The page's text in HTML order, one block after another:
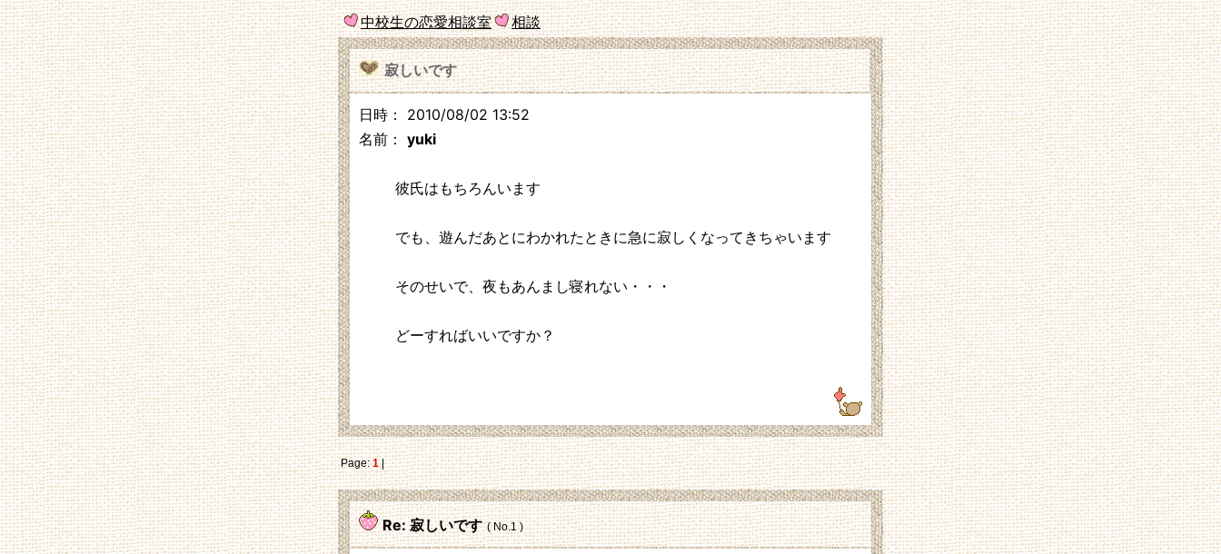
中校生の恋愛相談室 相談
寂しいです
日時： 2010/08/02 13:52
名前： yuki
彼氏はもちろんいます
でも、遊んだあとにわかれたときに急に寂しくなってきちゃいます
そのせいで、夜もあんまし寝れない・・・
どーすればいいですか？
Page:1|
Re: 寂しいです ( No.1 )